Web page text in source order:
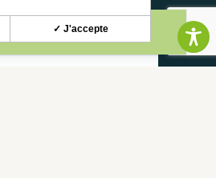
actualités et bons plans.
✓ J'accepte